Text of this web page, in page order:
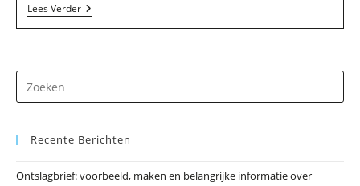
Lees VerderIdee
Card
In
op
Recente Berichten
Ontslagbrief: voorbeeld, maken en belangrijke informatie over